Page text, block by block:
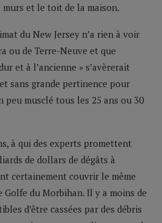
et le toit de la maison.
du New Jersey n’a rien à voir
ou de Terre-Neuve et que
et à l’ancienne » s’avèrerait
sans grande pertinence pour
musclé tous les 25 ans ou 30
à qui des experts promettent
de dollars de dégâts à
certainement couvrir le même
Golfe du Morbihan. Il y a moins de
d’être cassées par des débris